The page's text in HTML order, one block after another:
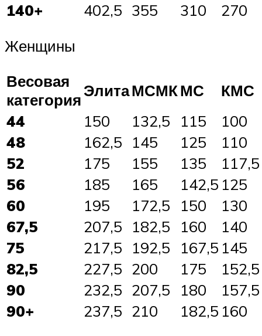
140+
402,5 355 310
270
Женщины
Весовая
категорияЭлитаМСМКМС
КМС
44
150 132,5 115
100
48
162,5 145 125
110
52
175 155 135
117,5
56
185 165 142,5 125
60
195 172,5 150
130
67,5
207,5 182,5 160
140
75
217,5 192,5 167,5 145
82,5
227,5 200 175
152,5
90
232,5 207,5 180
157,5
90+
237,5 210 182,5 160